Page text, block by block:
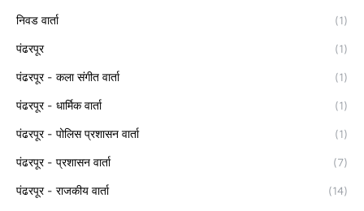
निवड वार्ता (1)
पंढरपूर (1)
पंढरपूर - कला संगीत वार्ता (1)
पंढरपूर - धार्मिक वार्ता (1)
पंढरपूर - पोलिस प्रशासन वार्ता (1)
पंढरपूर - प्रशासन वार्ता (7)
पंढरपूर - राजकीय वार्ता (14)